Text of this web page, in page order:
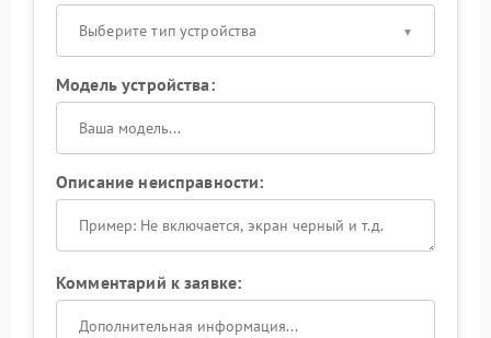
Выберите тип устройства
Модель устройства:
Описание неисправности:
Комментарий к заявке: